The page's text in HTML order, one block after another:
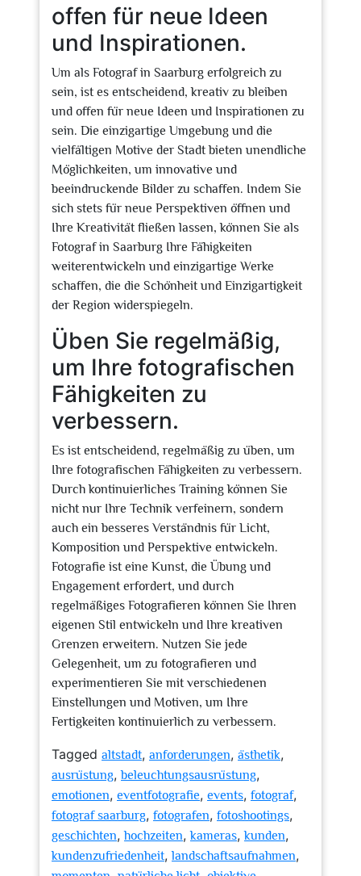
offen für neue Ideen
und Inspirationen.
Um als Fotograf in Saarburg erfolgreich zu
sein, ist es entscheidend, kreativ zu bleiben
und offen für neue Ideen und Inspirationen zu
sein. Die einzigartige Umgebung und die
vielfältigen Motive der Stadt bieten unendliche
Möglichkeiten, um innovative und
beeindruckende Bilder zu schaffen. Indem Sie
sich stets für neue Perspektiven öffnen und
Ihre Kreativität fließen lassen, können Sie als
Fotograf in Saarburg Ihre Fähigkeiten
weiterentwickeln und einzigartige Werke
schaffen, die die Schönheit und Einzigartigkeit
der Region widerspiegeln.
Üben Sie regelmäßig,
um Ihre fotografischen
Fähigkeiten zu
verbessern.
Es ist entscheidend, regelmäßig zu üben, um
Ihre fotografischen Fähigkeiten zu verbessern.
Durch kontinuierliches Training können Sie
nicht nur Ihre Technik verfeinern, sondern
auch ein besseres Verständnis für Licht,
Komposition und Perspektive entwickeln.
Fotografie ist eine Kunst, die Übung und
Engagement erfordert, und durch
regelmäßiges Fotografieren können Sie Ihren
eigenen Stil entwickeln und Ihre kreativen
Grenzen erweitern. Nutzen Sie jede
Gelegenheit, um zu fotografieren und
experimentieren Sie mit verschiedenen
Einstellungen und Motiven, um Ihre
Fertigkeiten kontinuierlich zu verbessern.
Tagged altstadt, anforderungen, ästhetik,
ausrüstung,beleuchtungsausrüstung,
emotionen, eventfotografie, events, fotograf,
fotograf saarburg, fotografen, fotoshootings,
geschichten,hochzeiten,kameras,kunden,
kundenzufriedenheit,landschaftsaufnahmen,